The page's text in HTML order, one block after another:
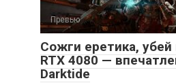
Превью
Сожги еретика, убей
RTX 4080 —
Darktide